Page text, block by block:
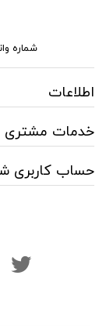
شماره
اطلاعات
خدمات مشتری
حساب کاربری